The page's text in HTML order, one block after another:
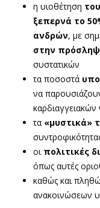
η υιοθέτηση
ξεπερνά το
ανδρών, με
στην
συστατικών
τα ποσοστά
να
τα «μυστικά»
οι πολιτικές
όπως αυτές
καθώς και
ανακοινώσεων